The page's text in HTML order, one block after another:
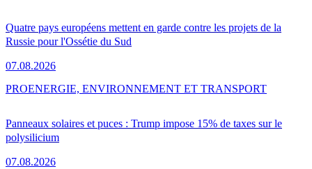
Quatre pays européens mettent en garde contre les projets de la
Russie pour l'Ossétie du Sud
07.08.2026
Panneaux solaires et puces : Trump impose 15% de taxes sur le
polysilicium
07.08.2026
PROENERGIE, ENVIRONNEMENT ET TRANSPORT